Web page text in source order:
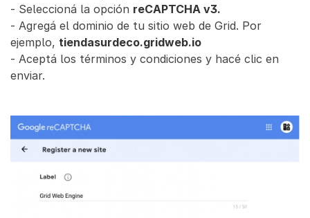
- Seleccioná la opción reCAPTCHA v3.
- Agregá el dominio de tu sitio web de Grid. Por
ejemplo, tiendasurdeco.gridweb.io
- Aceptá los términos y condiciones y hacé clic en
enviar.